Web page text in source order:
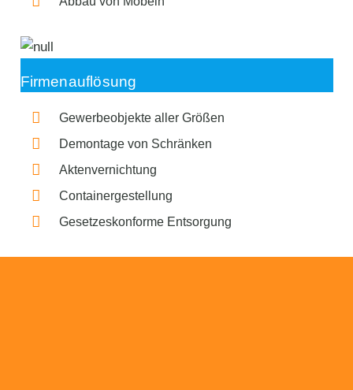
Firmenauflösung
Gewerbeobjekte aller Größen
Demontage von Schränken
Aktenvernichtung
Containergestellung
Gesetzeskonforme Entsorgung